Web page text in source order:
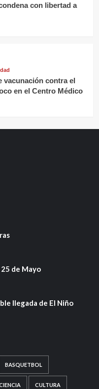
con libertad a
vacunación contra el
en el Centro Médico
de Mayo
llegada de El Niño
BASQUETBOL
CULTURA